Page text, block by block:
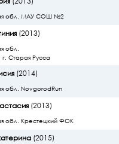
обл. МАУ СОШ №2
(2013)
обл.
Старая Русса
(2014)
обл. NovgorodRun
(2013)
обл. Крестецкий ФОК
(2015)